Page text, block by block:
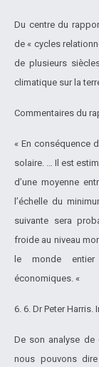
Du centre du
de « cycles
de plusieurs
climatique sur la
Commentaires du
« En conséquence
solaire. … Il est
d’une moyenne
l’échelle du
suivante sera
froide au niveau
le monde
économiques. «
6. 6. Dr Peter Harris.
De son analyse de
nous pouvons